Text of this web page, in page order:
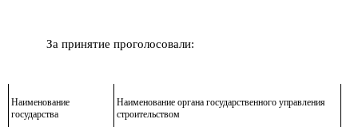
За принятие проголосовали:
Наименование
государства
Наименование органа государственного управления
строительством